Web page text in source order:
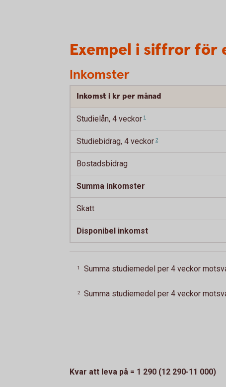
Exempel i siffror för
Inkomster
Inkomst i kr per månad
Studielån, 4 veckor 1
Studiebidrag, 4 veckor 2
Bostadsbidrag
Summa inkomster
Skatt
Disponibel inkomst
1 Summa studiemedel per 4 veckor
2 Summa studiemedel per 4 veckor
Kvar att leva på = 1 290 (12 290-11 000)